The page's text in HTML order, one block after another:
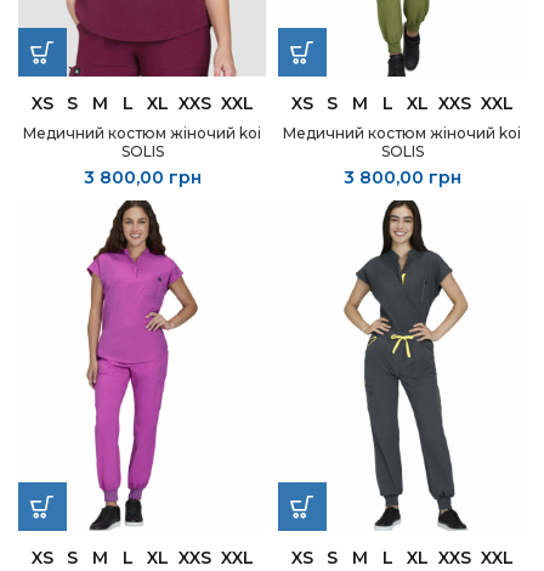
XS S M L XL XXS XXL
Медичний костюм жіночий koi
SOLIS
3 800,00 грн
XS S M L XL XXS XXL
Медичний костюм жіночий koi
SOLIS
3 800,00 грн
XS S M L XL XXS XXL XS S M L XL XXS XXL